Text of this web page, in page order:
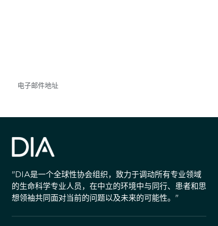
"DIA是一个全球性协会组织，致力于调动所有专业领域
的生命科学专业人员，在中立的环境中与同行、患者和思
想领袖共同面对当前的问题以及未来的可能性。"